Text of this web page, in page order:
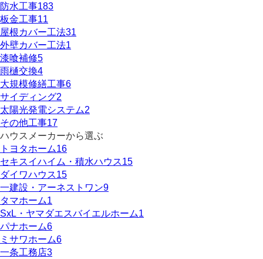
防水工事183
板金工事11
屋根カバー工法31
外壁カバー工法1
漆喰補修5
雨樋交換4
大規模修繕工事6
サイディング2
太陽光発電システム2
その他工事17
ハウスメーカーから選ぶ
トヨタホーム16
セキスイハイム・積水ハウス15
ダイワハウス15
一建設・アーネストワン9
タマホーム1
SxL・ヤマダエスバイエルホーム1
パナホーム6
ミサワホーム6
一条工務店3